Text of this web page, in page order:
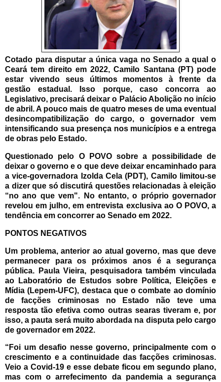
Cotado para disputar a única vaga no Senado a qual o
Ceará tem direito em 2022, Camilo Santana (PT) pode
estar vivendo seus últimos momentos à frente da
gestão estadual. Isso porque, caso concorra ao
Legislativo, precisará deixar o Palácio Abolição no início
de abril. A pouco mais de quatro meses de uma eventual
desincompatibilização do cargo, o governador vem
intensificando sua presença nos municípios e a entrega
de obras pelo Estado.
Questionado pelo O POVO sobre a possibilidade de
deixar o governo e o que deve deixar encaminhado para
a vice-governadora Izolda Cela (PDT), Camilo limitou-se
a dizer que só discutirá questões relacionadas à eleição
“no ano que vem". No entanto, o próprio governador
revelou em julho, em entrevista exclusiva ao O POVO, a
tendência em concorrer ao Senado em 2022.
PONTOS NEGATIVOS
Um problema, anterior ao atual governo, mas que deve
permanecer para os próximos anos é a segurança
pública.
Paula Vieira, pesquisadora também vinculada
ao Laboratório de Estudos sobre Política, Eleições e
Mídia (Lepem-UFC), destaca queo combate ao domínio
de facções criminosas no Estado não teve uma
resposta tão efetiva como outras searas tiveram e, por
isso, a pauta será muito abordada na disputa pelo cargo
de governador em 2022.
“Foi um desafio nesse governo, principalmente com o
crescimento e a continuidade das facções criminosas.
Veio a Covid-19 e esse debate ficou em segundo plano,
mas com o arrefecimento da pandemia a segurança